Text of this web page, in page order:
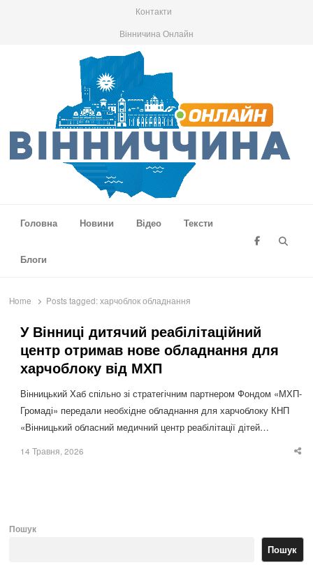
Контакти
Вінничина Онлайн
Головна
Новини Відео Тексти
Блоги
Home Posts tagged:харчоблок обладнання
У Вінниці дитячий реабілітаційний
центр отримав нове обладнання для
харчоблоку від МХП
Вінницький Хаб спільно зі стратегічним партнером Фондом «МХП-
Громаді» передали необхідне обладнання для харчоблоку КНП
«Вінницький обласний медичний центр реабілітації дітей…
14 Травня, 2026
Пошук
Пошук